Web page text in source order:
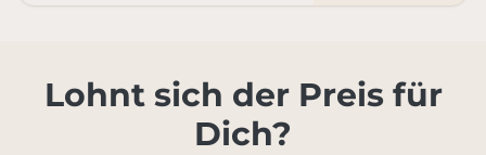
Lohnt sich der Preis für
Dich?